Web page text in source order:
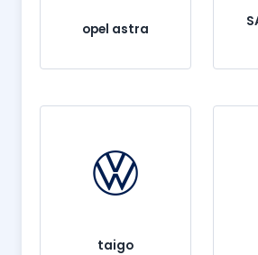
opel astra
taigo